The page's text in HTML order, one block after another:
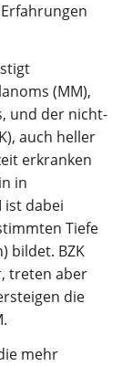
(MM),
und der nicht-
auch heller
erkranken
in
ist dabei
Tiefe
bildet. BZK
treten aber
die
mehr